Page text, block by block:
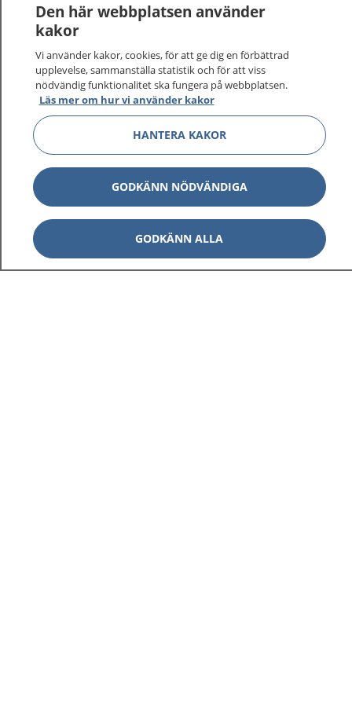
Den här webbplatsen använder
kakor
Vi använder kakor, cookies, för att ge dig en förbättrad
upplevelse, sammanställa statistik och för att viss
nödvändig funktionalitet ska fungera på webbplatsen.
Läs mer om hur vi använder kakor
HANTERA KAKOR
GODKÄNN NÖDVÄNDIGA
GODKÄNN ALLA